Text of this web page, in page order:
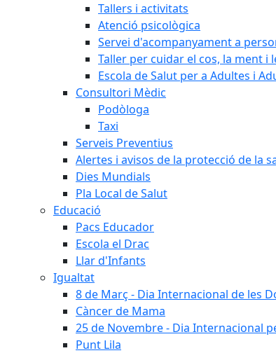
Tallers i activitats
Atenció psicològica
Servei d'acompanyament a
Taller per cuidar el cos, la ment i
Escola de Salut per a Adultes i
Consultori Mèdic
Podòloga
Taxi
Serveis Preventius
Alertes i avisos de la protecció de la
Dies Mundials
Pla Local de Salut
Educació
Pacs Educador
Escola el Drac
Llar d'Infants
Igualtat
8 de Març - Dia Internacional de les
Càncer de Mama
25 de Novembre - Dia Internacional
Punt Lila